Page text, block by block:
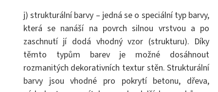
j) strukturální barvy – jedná se o speciální typ barvy,
která se nanáší na povrch silnou vrstvou a po
zaschnutí jí dodá vhodný vzor (strukturu). Díky
těmto typům barev je možné dosáhnout
rozmanitých dekorativních textur stěn. Strukturální
barvy jsou vhodné pro pokrytí betonu, dřeva,